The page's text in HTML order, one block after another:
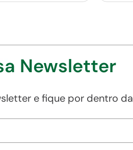
Newsletter
e fique por dentro